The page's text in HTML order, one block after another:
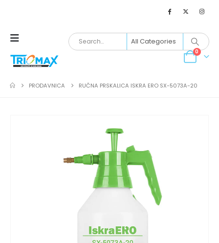
0
PRODAVNICA RUČNA PRSKALICA ISKRA ERO SX-5073A-20